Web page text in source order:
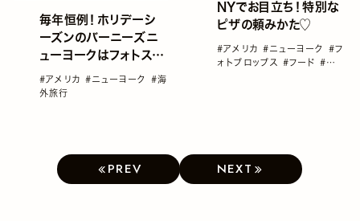
毎年恒例！ホリデーシ
ーズンのバーニーズニ
ューヨークはフォトスポ
ットとしても人気！
#アメリカ#ニューヨーク #海
外旅行
NYでお目立ち！特別な
ピザの頼みかた♡
#アメリカ#ニューヨーク #フ
ォトプロップス #フード #撮り